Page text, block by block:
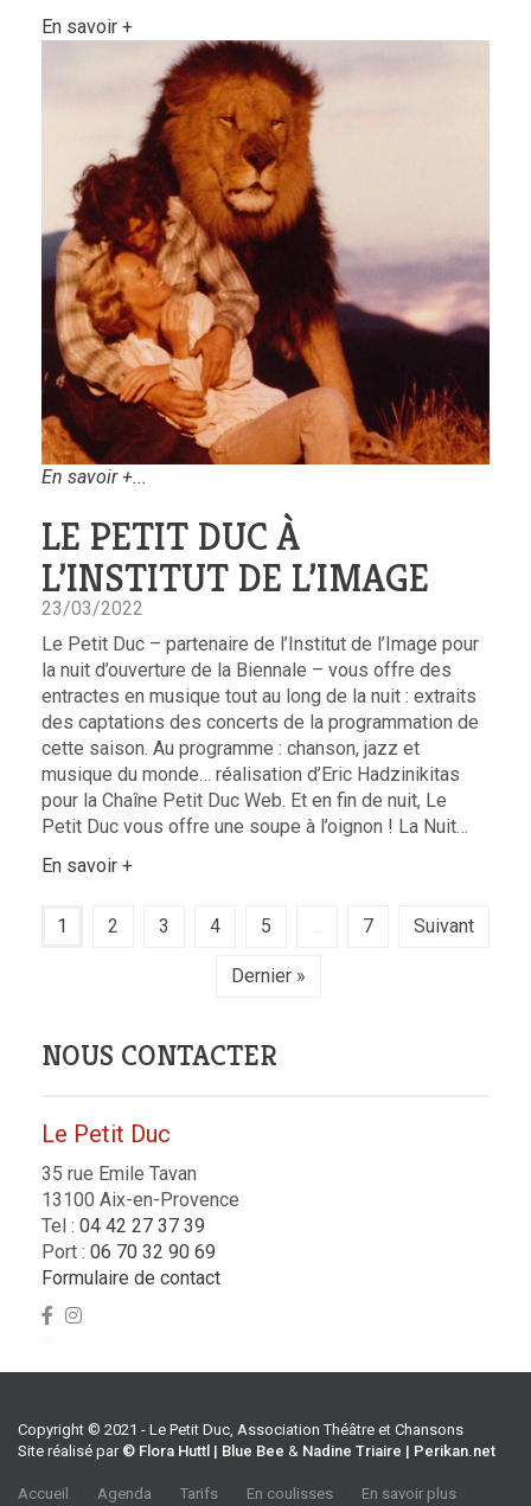
En savoir +
En savoir +...
LE PETIT DUC À
L’INSTITUT DE L’IMAGE
23/03/2022
Le Petit Duc – partenaire de l’Institut de l’Image pour
la nuit d’ouverture de la Biennale – vous offre des
entractes en musique tout au long de la nuit : extraits
des captations des concerts de la programmation de
cette saison. Au programme : chanson, jazz et
musique du monde… réalisation d’Eric Hadzinikitas
pour la Chaîne Petit Duc Web. Et en fin de nuit, Le
Petit Duc vous offre une soupe à l’oignon ! La Nuit…
En savoir +
1 2 3 4 5 ... 7 Suivant
Dernier »
NOUS CONTACTER
Le Petit Duc
35 rue Emile Tavan
13100 Aix-en-Provence
Tel : 04 42 27 37 39
Port : 06 70 32 90 69
Formulaire de contact
Copyright © 2021 - Le Petit Duc, Association Théâtre et Chansons
Site réalisé par © Flora Huttl | Blue Bee & Nadine Triaire | Perikan.net
Accueil Agenda Tarifs En coulisses En savoir plus